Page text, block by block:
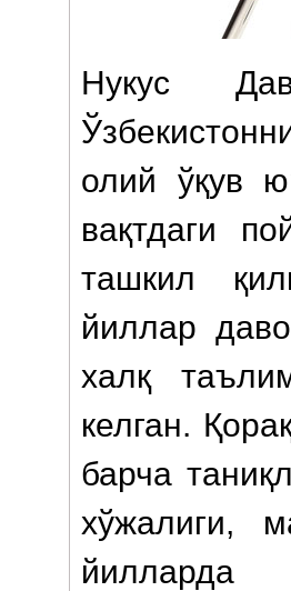
Нукус
олий ўқув
вақтдаги
ташкил
йиллар
халқ
келган.
барча
хўжалиги,
йилларда